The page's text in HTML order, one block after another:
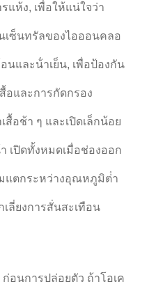
แห้ง, เพื่อให้แน่ใจว่า
ซ็นทรัลของไอออนคลอ
นและน้ําเย็น, เพื่อป้องกัน
อและการกัดกรอง
สื้อช้า ๆ และเปิดเล็กน้อย
เปิดทั้งหมดเมื่อช่องออก
แตกระหว่างอุณหภูมิต่ํา
เลี่ยงการสั่นสะเทือน
ก่อนการปล่อยตัว ถ้าโอเค